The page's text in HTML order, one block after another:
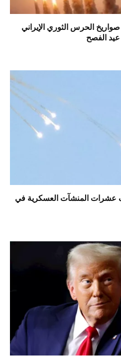
الحرس الثوري الإيراني
الفصح
عشرات المنشآت العسكرية في